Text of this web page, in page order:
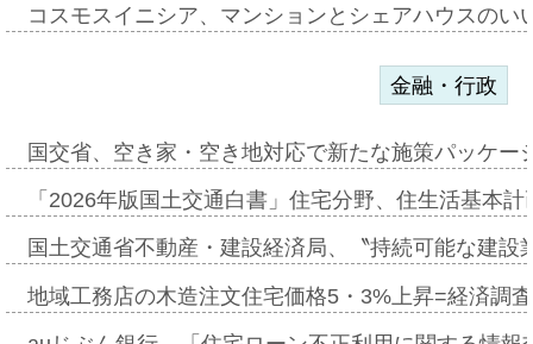
コスモスイニシア、マンションとシェアハウスの
金融・行政
国交省、空き家・空き地対応で新たな施策パッケ
「2026年版国土交通白書」住宅分野、住生活基本
国土交通省不動産・建設経済局、〝持続可能な建
地域工務店の木造注文住宅価格5・3%上昇=経済調